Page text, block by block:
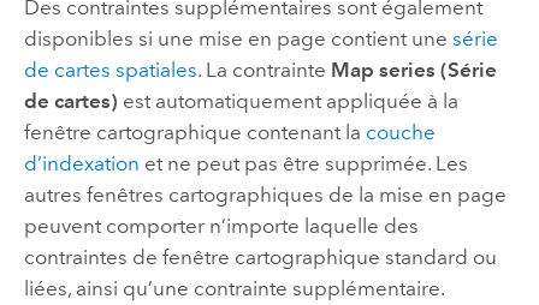
Des contraintes supplémentaires sont également
disponibles si une mise en page contient une série
de cartes spatiales. La contrainte Map series (Série
de cartes) est automatiquement appliquée à la
fenêtre cartographique contenant la couche
d’indexation et ne peut pas être supprimée. Les
autres fenêtres cartographiques de la mise en page
peuvent comporter n’importe laquelle des
contraintes de fenêtre cartographique standard ou
liées, ainsi qu’une contrainte supplémentaire.